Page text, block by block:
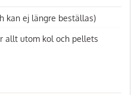
kan ej längre beställas)
allt utom kol och pellets